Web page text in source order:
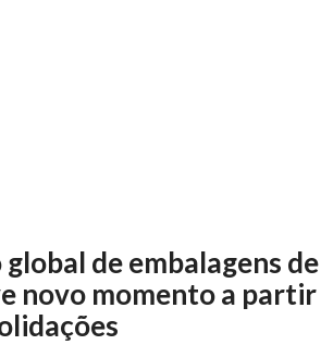
de embalagens de
novo momento a partir